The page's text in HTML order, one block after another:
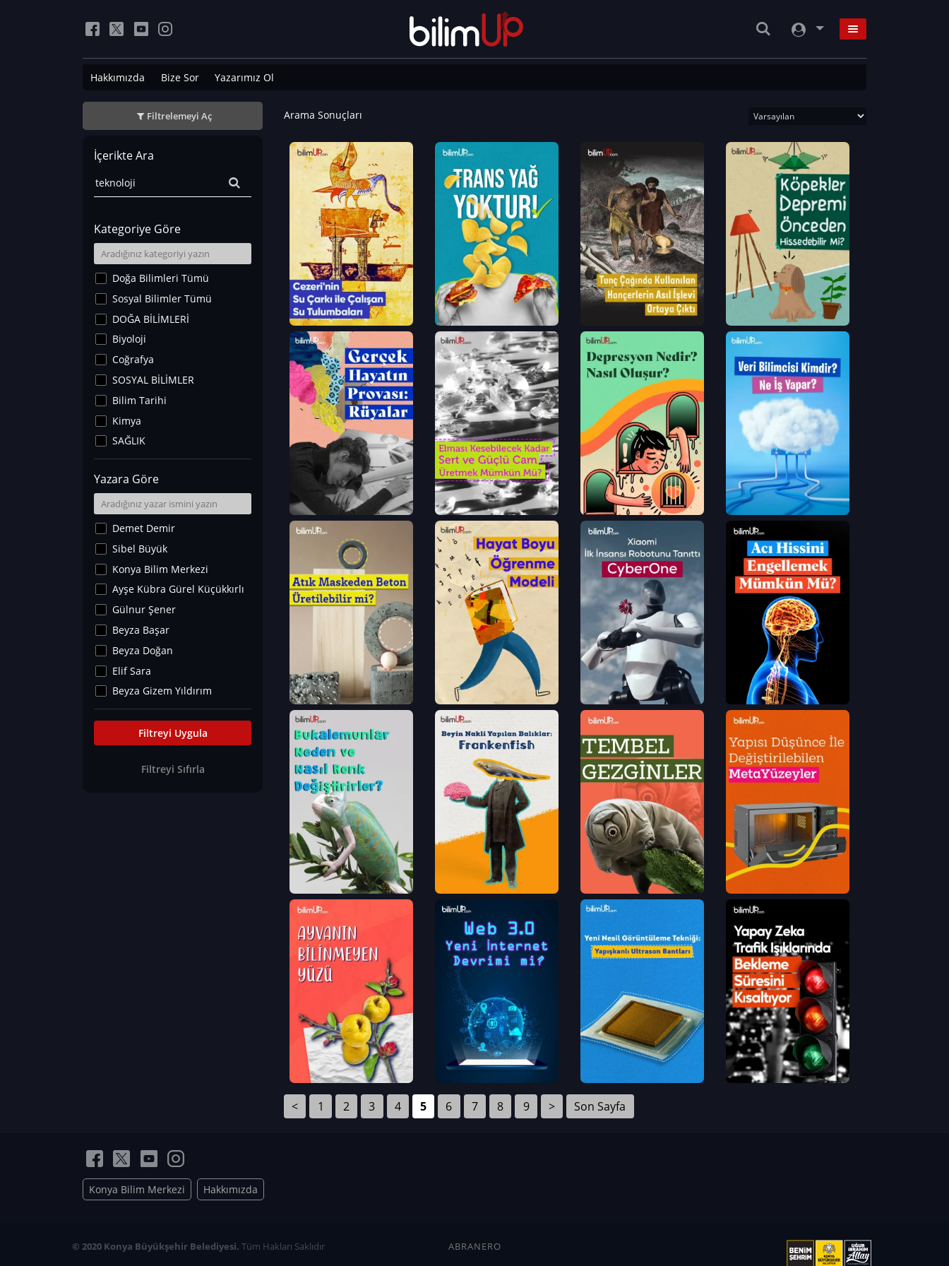
Hakkımızda Bize Sor Yazarımız Ol
Filtrelemeyi Aç
İçerikte Ara
Kategoriye Göre
Doğa Bilimleri Tümü
Sosyal Bilimler Tümü
DOĞA BİLİMLERİ
Biyoloji
Coğrafya
SOSYAL BİLİMLER
Bilim Tarihi
Kimya
SAĞLIK
Sanat Tarihi
Fizik
Yer Bilimleri
Astronomi ve Uzay
Noroloji
Matematik
Teknoloji
İklim Değişikliği
Arkeoloji
Kültür&Sanat
Yaşam Tavsiyeleri
Merakoloji
Eğitim Bilimleri
Yazara Göre
Demet Demir
Sibel Büyük
Konya Bilim Merkezi
Ayşe Kübra Gürel Küçükkırlı
Gülnur Şener
Beyza Başar
Beyza Doğan
Elif Sara
Beyza Gizem Yıldırım
İlknur İyigökler
Büşra Elif Kıvrak
Can TORUN
Filtreyi Uygula
Filtreyi Sıfırla
Arama Sonuçları
< 1 2 3 4 5 6 7 8 9 > Son Sayfa
Konya Bilim Merkezi Hakkımızda
© 2020 Konya Büyükşehir Belediyesi. Tüm Hakları Saklıdır ABRANERO